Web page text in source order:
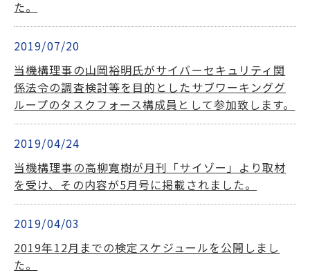
た。
2019/07/20
当機構理事の山岡裕明氏がサイバーセキュリティ関
係法令の調査検討等を目的としたサブワーキンググ
ループのタスクフォース構成員として参加致します。
2019/04/24
当機構理事の高柳寛樹が月刊「サイゾー」より取材
を受け、その内容が5月号に掲載されました。
2019/04/03
2019年12月までの検定スケジュールを公開しまし
た。